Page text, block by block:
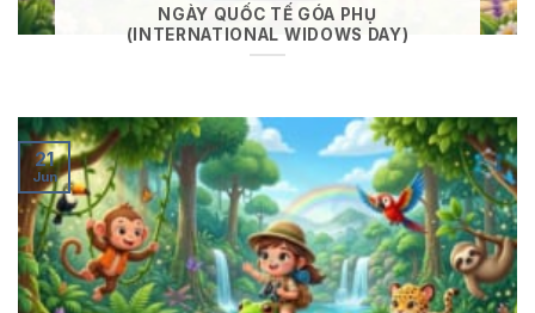
NGÀY QUỐC TẾ GÓA PHỤ
(INTERNATIONAL WIDOWS DAY)
21
Jun